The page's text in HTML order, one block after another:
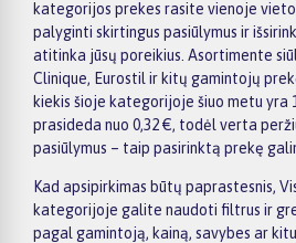
kategorijos prekes rasite vienoje
palyginti skirtingus pasiūlymus ir
atitinka jūsų poreikius. Asortimente
Clinique, Eurostil ir kitų gamintojų
kiekis šioje kategorijoje šiuo metu yra
prasideda nuo 0,32 €, todėl verta
pasiūlymus – taip pasirinktą prekę
Kad apsipirkimas būtų paprastesnis,
kategorijoje galite naudoti filtrus ir
pagal gamintoją, kainą, savybes ar